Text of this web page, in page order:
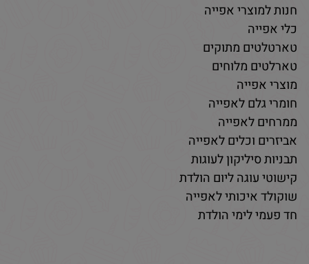
חנות למוצרי אפייה
כלי אפייה
טארטלטים מתוקים
טארלטים מלוחים
מוצרי אפייה
חומרי גלם לאפייה
ממרחים לאפייה
אביזרים וכלים לאפייה
תבניות סיליקון לעוגות
קישוטי עוגה ליום הולדת
שוקולד איכותי לאפייה
חד פעמי לימי הולדת